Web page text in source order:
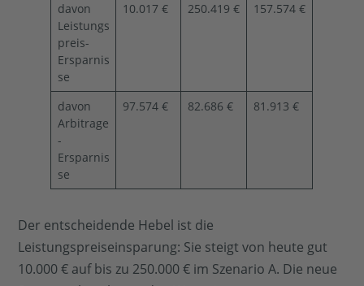
davon
Leistungs
preis-
Ersparnis
se
10.017 € 250.419 € 157.574 €
davon
Arbitrage
-
Ersparnis
se
97.574 € 82.686 € 81.913 €
Der entscheidende Hebel ist die
Leistungspreiseinsparung: Sie steigt von heute gut
10.000 € auf bis zu 250.000 € im Szenario A. Die neue